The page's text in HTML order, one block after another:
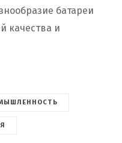
батареи
качества и